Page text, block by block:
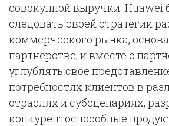
совокупной выручки. Huawei
следовать своей стратегии
коммерческого рынка,
партнерстве, и вместе с
углублять свое
потребностях клиентов в
отраслях и субсценариях,
конкурентоспособные